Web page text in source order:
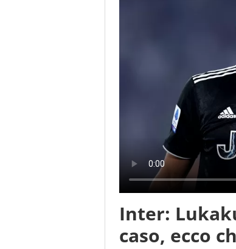
Inter:
caso, ecco